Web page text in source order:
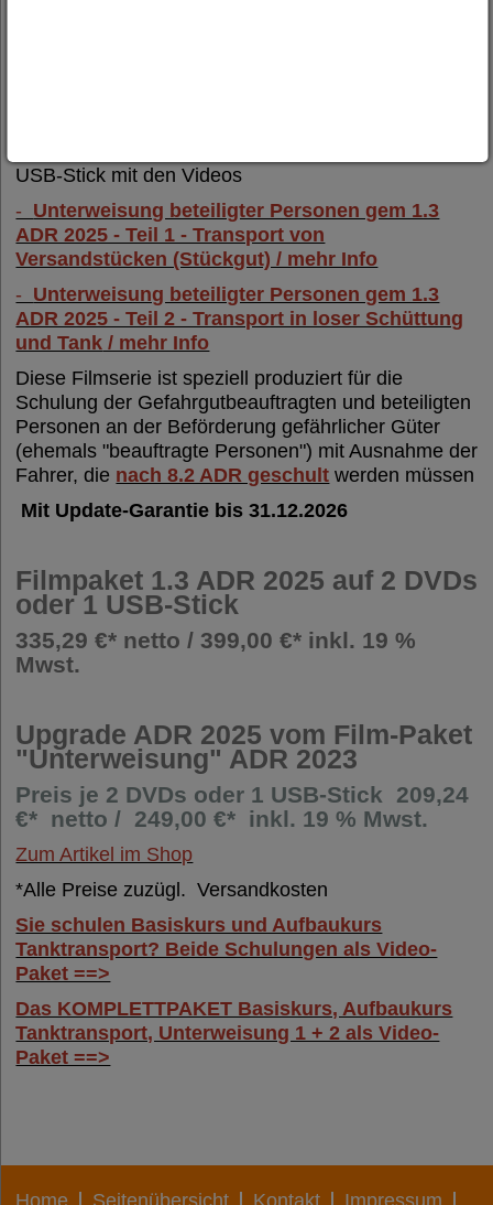
USB-Stick mit den Videos
- Unterweisung beteiligter Personen gem 1.3
ADR 2025 - Teil 1 - Transport von
Versandstücken (Stückgut) / mehr Info
- Unterweisung beteiligter Personen gem 1.3
ADR 2025 - Teil 2 - Transport in loser Schüttung
und Tank / mehr Info
Diese Filmserie ist speziell produziert für die
Schulung der Gefahrgutbeauftragten und beteiligten
Personen an der Beförderung gefährlicher Güter
(ehemals "beauftragte Personen") mit Ausnahme der
Fahrer, die nach 8.2 ADR geschult werden müssen
Mit Update-Garantie bis 31.12.2026
Filmpaket 1.3 ADR 2025 auf 2 DVDs
oder 1 USB-Stick
335,29 €* netto / 399,00 €* inkl. 19 %
Mwst.
Upgrade ADR 2025 vom Film-Paket
"Unterweisung" ADR 2023
Preis je 2 DVDs oder 1 USB-Stick
209,24
€* netto / 249,00 €* inkl. 19 % Mwst.
Zum Artikel im Shop
*Alle Preise zuzügl. Versandkosten
Sie schulen Basiskurs und Aufbaukurs
Tanktransport? Beide Schulungen als Video-
Paket ==>
Das KOMPLETTPAKET Basiskurs, Aufbaukurs
Tanktransport, Unterweisung 1 + 2 als Video-
Paket ==>
Home Seitenübersicht Kontakt Impressum